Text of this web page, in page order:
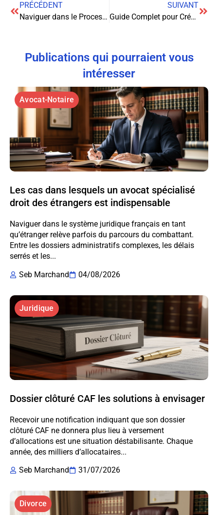
PRÉCÉDENT
Naviguer dans le Processus d’Obtention de la Citoyenneté Américaine : Un Guide Complet
SUIVANT
Guide Complet pour Créer une SARL : Les Étapes Clés pour Réussir
Publications qui pourraient vous
intéresser
Avocat-Notaire
Les cas dans lesquels un avocat spécialisé
droit des étrangers est indispensable
Naviguer dans le système juridique français en tant
qu’étranger relève parfois du parcours du combattant.
Entre les dossiers administratifs complexes, les délais
serrés et les...
Seb Marchand
04/08/2026
Juridique
Dossier clôturé CAF les solutions à envisager
Recevoir une notification indiquant que son dossier
clôturé CAF ne donnera plus lieu à versement
d’allocations est une situation déstabilisante. Chaque
année, des milliers d’allocataires...
Seb Marchand
31/07/2026
Divorce